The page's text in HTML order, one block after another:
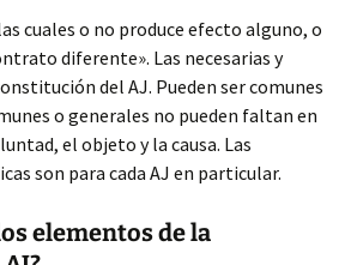
cuales o no produce efecto alguno, o
diferente». Las necesarias y
del AJ. Pueden ser comunes
o generales no pueden faltan en
el objeto y la causa. Las
son para cada AJ en particular.
elementos de la